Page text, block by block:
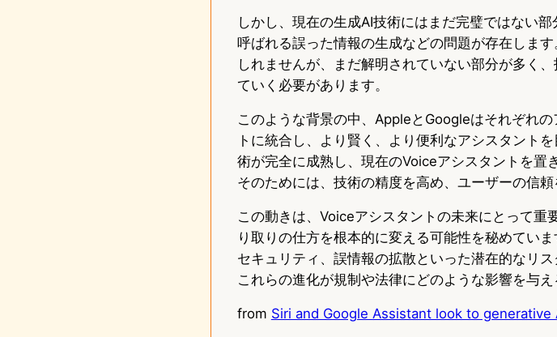
しかし、現在の生成AI技術にはまだ完璧ではない
呼ばれる誤った情報の生成などの問題が存在しま
しれませんが、まだ解明されていない部分が多く
ていく必要があります。
このような背景の中、AppleとGoogleはそれぞれ
トに統合し、より賢く、より便利なアシスタント
術が完全に成熟し、現在のVoiceアシスタントを置
そのためには、技術の精度を高め、ユーザーの信頼
この動きは、Voiceアシスタントの未来にとって
り取りの仕方を根本的に変える可能性を秘めてい
セキュリティ、誤情報の拡散といった潜在的なリ
これらの進化が規制や法律にどのような影響を与
from Siri and Google Assistant look to